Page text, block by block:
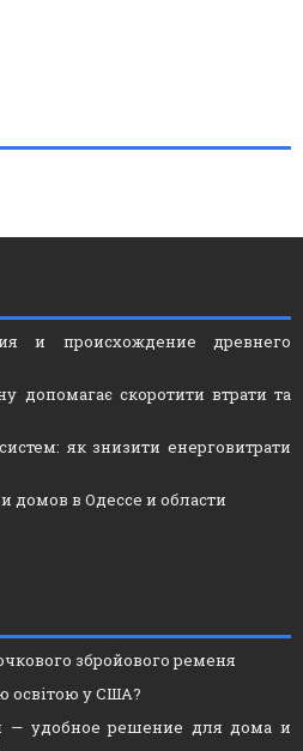
и происхождение древнего
допомагає скоротити втрати та
як знизити енерговитрати
домов в Одессе и области
збройового ременя
освітою у США?
— удобное решение для дома и